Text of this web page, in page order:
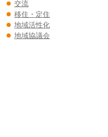
交流
移住・定住
地域活性化
地域協議会